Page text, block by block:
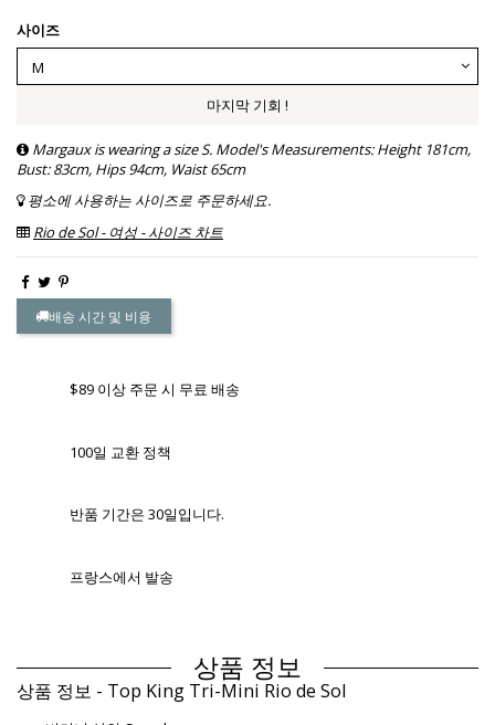
사이즈
마지막 기회 !
Margaux is wearing a size S. Model's Measurements: Height 181cm,
Bust: 83cm, Hips 94cm, Waist 65cm
평소에 사용하는 사이즈로 주문하세요.
Rio de Sol - 여성 - 사이즈 차트
배송 시간 및 비용
$89 이상 주문 시 무료 배송
100일 교환 정책
반품 기간은 30일입니다.
프랑스에서 발송
상품 정보
상품 정보 - Top King Tri-Mini Rio de Sol